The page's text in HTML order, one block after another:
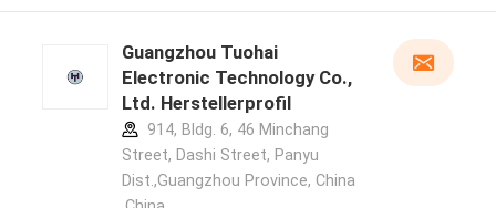
Guangzhou Tuohai
Electronic Technology Co.,
Ltd. Herstellerprofil
914, Bldg. 6, 46 Minchang
Street, Dashi Street, Panyu
Dist.,Guangzhou Province, China